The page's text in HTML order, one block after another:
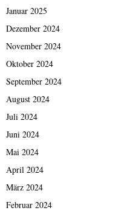
Januar 2025
Dezember 2024
November 2024
Oktober 2024
September 2024
August 2024
Juli 2024
Juni 2024
Mai 2024
April 2024
März 2024
Februar 2024